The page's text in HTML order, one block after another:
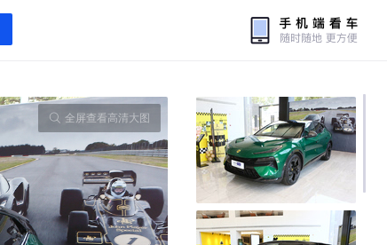
全屏查看高清大图